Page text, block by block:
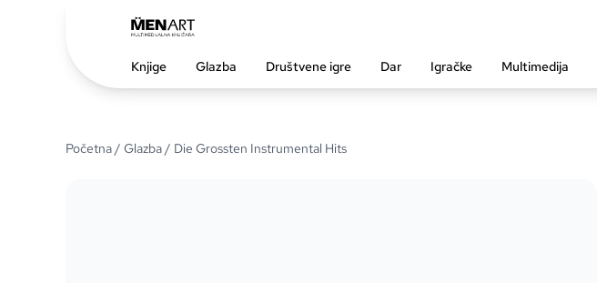
Knjige Glazba Društvene igre Dar Igračke Multimedija
Početna/ Glazba/ Die Grossten Instrumental Hits